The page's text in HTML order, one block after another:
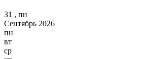
31 , пн
Сентябрь 2026
пн
вт
ср